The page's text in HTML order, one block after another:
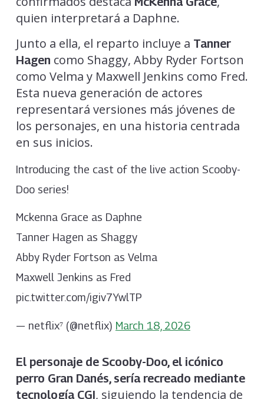
quien interpretará a Daphne.
Junto a ella, el reparto incluye a Tanner
Hagen como Shaggy, Abby Ryder Fortson
como Velma y Maxwell Jenkins como Fred.
Esta nueva generación de actores
representará versiones más jóvenes de
los personajes, en una historia centrada
en sus inicios.
Introducing the cast of the live action Scooby-
Doo series!
Mckenna Grace as Daphne
Tanner Hagen as Shaggy
Abby Ryder Fortson as Velma
Maxwell Jenkins as Fred
pic.twitter.com/igiv7YwlTP
— netflix⁷ (@netflix) March 18, 2026
El personaje de Scooby-Doo, el icónico
perro Gran Danés, sería recreado mediante
tecnología CGI, siguiendo la tendencia de